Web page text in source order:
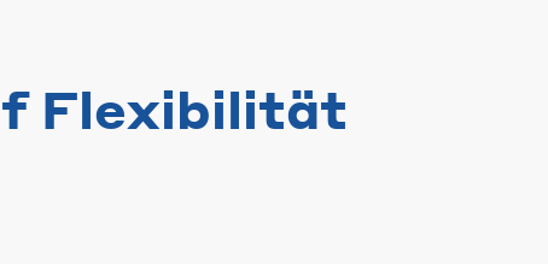
Flexibilität